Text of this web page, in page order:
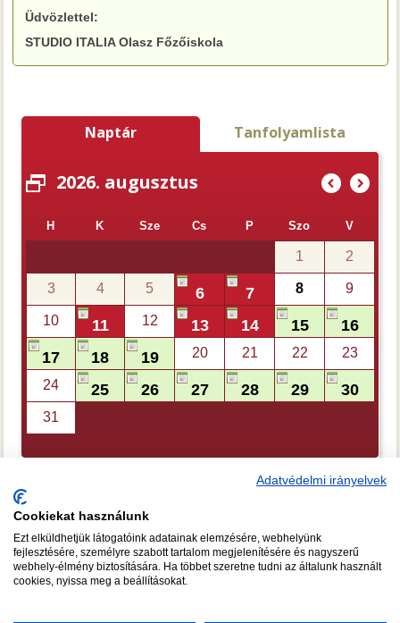
Üdvözlettel:
STUDIO ITALIA Olasz Főzőiskola
Naptár Tanfolyamlista
2026. augusztus )
(
H K Sze Cs P Szo V
1 2
3 4 5 6 7 8 9
10 11 12 13 14 15
16
17
18 19 20 21 22 23
24 25 26 27 28 29 30
31
CSAPATÉPÍTŐ FŐZÉS
A FŐZŐISKOLA TANÁRAI
RÓLUNK
KÉPGALÉRIA GY.I.K.
Adatvédelmi irányelvek
Cookiekat használunk
Ezt elküldhetjük látogatóink adatainak elemzésére, webhelyünk
fejlesztésére, személyre szabott tartalom megjelenítésére és nagyszerű
webhely-élmény biztosítására. Ha többet szeretne tudni az általunk használt
cookies, nyissa meg a beállításokat.